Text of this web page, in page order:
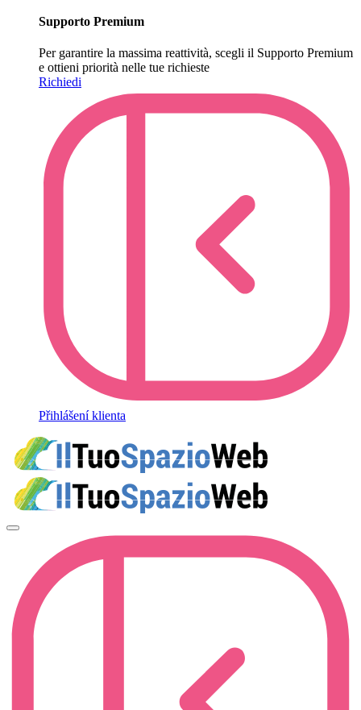
Supporto Premium
Per garantire la massima reattività, scegli il Supporto Premium
e ottieni priorità nelle tue richieste
Richiedi
Přihlášení klienta